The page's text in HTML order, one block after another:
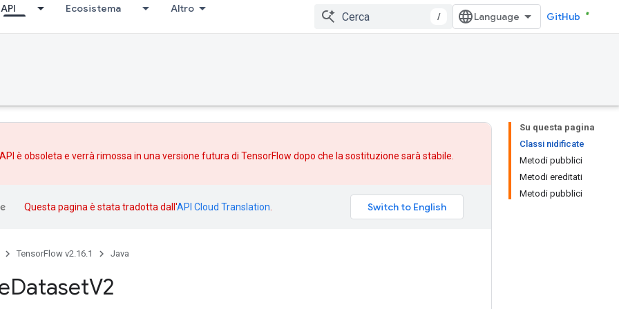
API Ecosistema Altro
/ GitHub
Su questa pagina
Classi nidificate
Metodi pubblici
Metodi ereditati
Metodi pubblici
è obsoleta e verrà rimossa in una versione futura di TensorFlow dopo che la sostituzione sarà stabile.
Questa pagina è stata tradotta dall'API Cloud Translation
TensorFlow v2.16.1 Java
DatasetV2